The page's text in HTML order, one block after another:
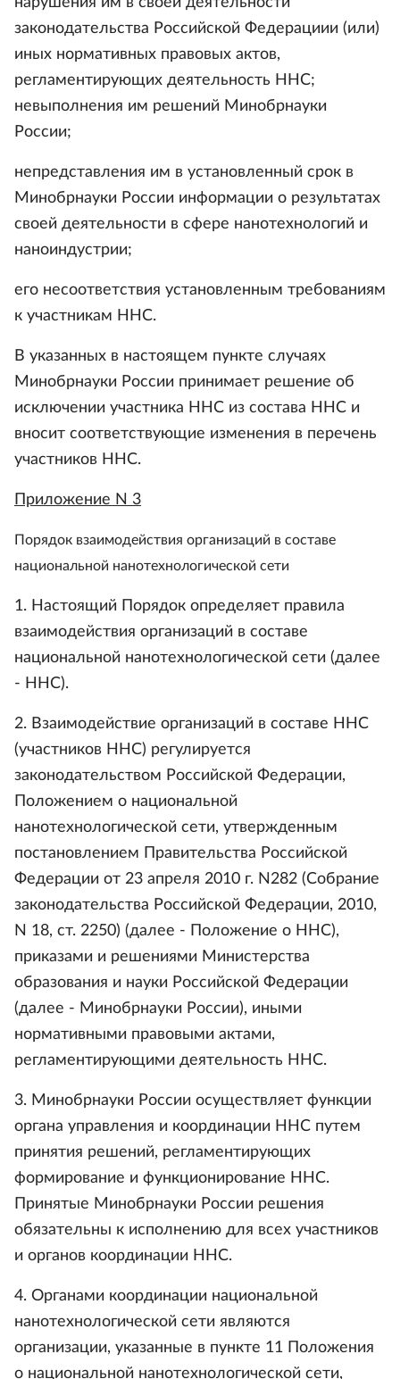
законодательства Российской Федерациии (или)
иных нормативных правовых актов,
регламентирующих деятельность ННС;
невыполнения им решений Минобрнауки
России;
непредставления им в установленный срок в
Минобрнауки России информации о результатах
своей деятельности в сфере нанотехнологий и
наноиндустрии;
его несоответствия установленным требованиям
к участникам ННС.
В указанных в настоящем пункте случаях
Минобрнауки России принимает решение об
исключении участника ННС из состава ННС и
вносит соответствующие изменения в перечень
участников ННС.
Приложение N 3
Порядок взаимодействия организаций в составе
национальной нанотехнологической сети
1. Настоящий Порядок определяет правила
взаимодействия организаций в составе
национальной нанотехнологической сети (далее
- ННС).
2. Взаимодействие организаций в составе ННС
(участников ННС) регулируется
законодательством Российской Федерации,
Положением о национальной
нанотехнологической сети, утвержденным
постановлением Правительства Российской
Федерации от 23 апреля 2010 г. N282 (Собрание
законодательства Российской Федерации, 2010,
N 18, ст. 2250) (далее - Положение о ННС),
приказами и решениями Министерства
образования и науки Российской Федерации
(далее - Минобрнауки России), иными
нормативными правовыми актами,
регламентирующими деятельность ННС.
3. Минобрнауки России осуществляет функции
органа управления и координации ННС путем
принятия решений, регламентирующих
формирование и функционирование ННС.
Принятые Минобрнауки России решения
обязательны к исполнению для всех участников
и органов координации ННС.
4. Органами координации национальной
нанотехнологической сети являются
организации, указанные в пункте 11 Положения
о национальной нанотехнологической сети,